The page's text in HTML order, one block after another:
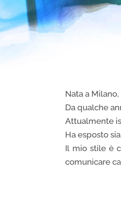
Nata a
Da qualche
Attualmente
Ha esposto
Il mio stile è
comunicare